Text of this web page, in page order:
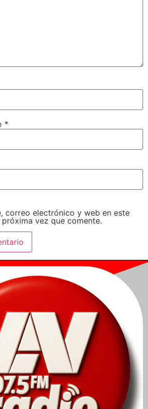
*
correo electrónico y web en este
vez que comente.